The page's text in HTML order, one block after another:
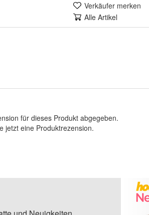
Verkäufer merken
Alle Artikel
für dieses Produkt abgegeben.
jetzt eine Produktrezension.